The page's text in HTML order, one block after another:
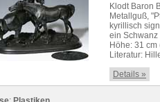
Klodt Baron
Metallguß,
kyrillisch
ein Schwanz
Höhe: 31
Literatur:
Details »